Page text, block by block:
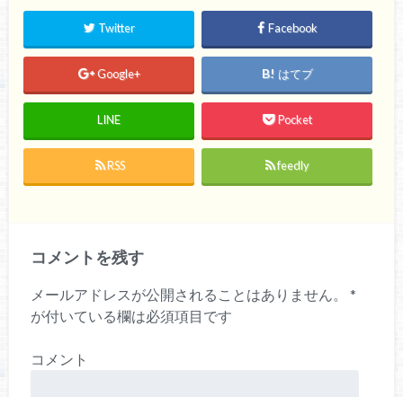
Twitter Facebook
Google+ はてブ
LINE Pocket
RSS feedly
コメントを残す
メールアドレスが公開されることはありません。
*
が付いている欄は必須項目です
コメント